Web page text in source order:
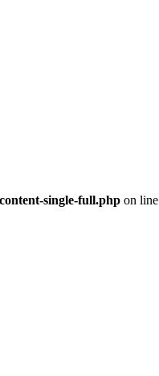
single-full.php on line